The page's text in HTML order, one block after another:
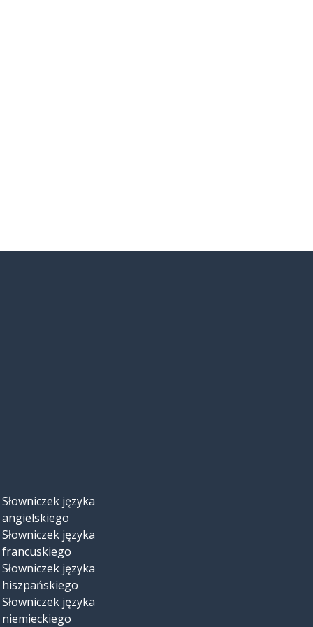
Słowniczek języka
angielskiego
Słowniczek języka
francuskiego
Słowniczek języka
hiszpańskiego
Słowniczek języka
niemieckiego